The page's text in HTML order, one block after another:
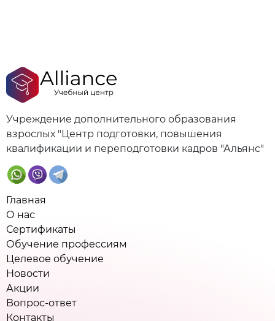
Учреждение дополнительного образования
взрослых "Центр подготовки, повышения
квалификации и переподготовки кадров "Альянс"
Главная
О нас
Сертификаты
Обучение профессиям
Целевое обучение
Новости
Акции
Вопрос-ответ
Контакты